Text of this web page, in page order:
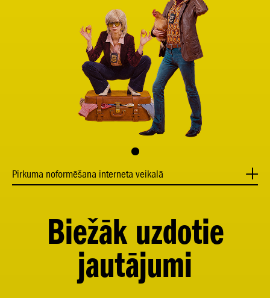
Pirkuma noformēšana interneta veikalā
Biežāk uzdotie
jautājumi